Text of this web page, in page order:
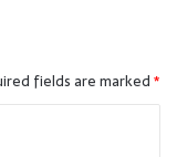
fields are marked*